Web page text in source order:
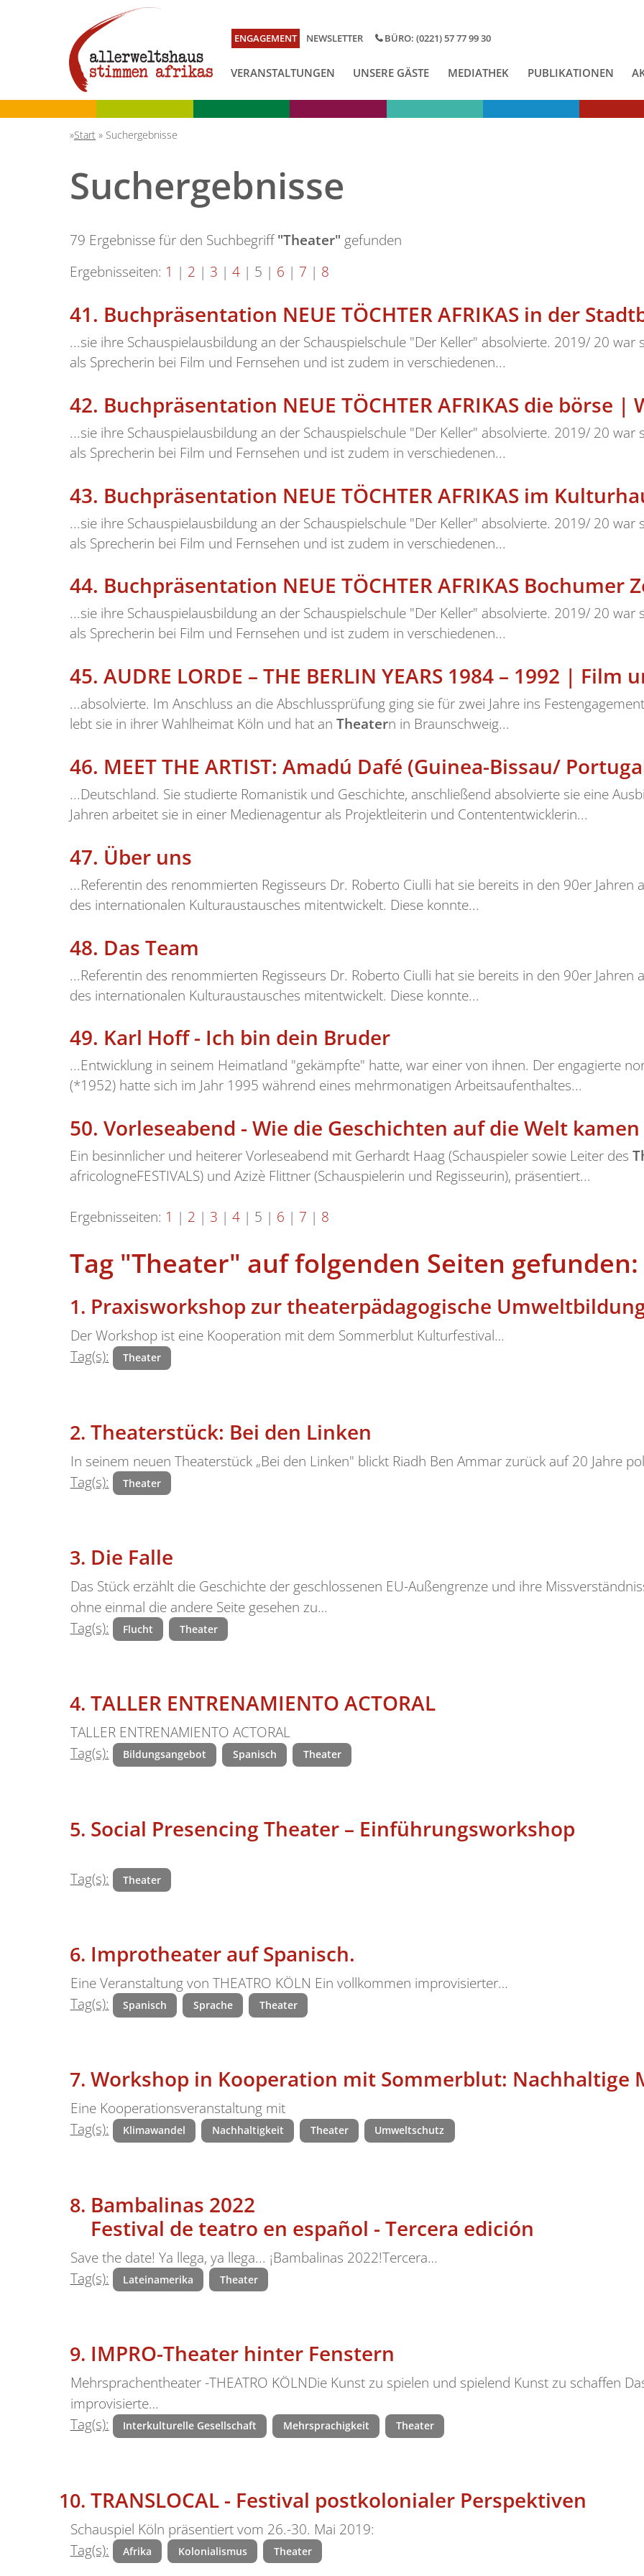
BÜRO: (0221) 57 77 99 30
ENGAGEMENT NEWSLETTER
VERANSTALTUNGEN UNSERE GÄSTE MEDIATHEK PUBLIKATIONEN
Start » Suchergebnisse
Suchergebnisse
79 Ergebnisse für den Suchbegriff"Theater" gefunden
Ergebnisseiten: 1 | 2 | 3 | 4 | 5 | 6 | 7 | 8
41. Buchpräsentation NEUE TÖCHTER AFRIKAS in der
...sie ihre Schauspielausbildung an der Schauspielschule "Der Keller" absolvierte. 2019/ 20 war
als Sprecherin bei Film und Fernsehen und ist zudem in verschiedenen...
42. Buchpräsentation NEUE TÖCHTER AFRIKAS die börse |
...sie ihre Schauspielausbildung an der Schauspielschule "Der Keller" absolvierte. 2019/ 20 war
als Sprecherin bei Film und Fernsehen und ist zudem in verschiedenen...
43. Buchpräsentation NEUE TÖCHTER AFRIKAS im
...sie ihre Schauspielausbildung an der Schauspielschule "Der Keller" absolvierte. 2019/ 20 war
als Sprecherin bei Film und Fernsehen und ist zudem in verschiedenen...
44. Buchpräsentation NEUE TÖCHTER AFRIKAS Bochumer
...sie ihre Schauspielausbildung an der Schauspielschule "Der Keller" absolvierte. 2019/ 20 war
als Sprecherin bei Film und Fernsehen und ist zudem in verschiedenen...
45. AUDRE LORDE – THE BERLIN YEARS 1984 – 1992 | Film
...absolvierte. Im Anschluss an die Abschlussprüfung ging sie für zwei Jahre ins
lebt sie in ihrer Wahlheimat Köln und hat an Theatern in Braunschweig...
46. MEET THE ARTIST: Amadú Dafé (Guinea-Bissau/
...Deutschland. Sie studierte Romanistik und Geschichte, anschließend absolvierte sie eine
Jahren arbeitet sie in einer Medienagentur als Projektleiterin und Contententwicklerin...
47. Über uns
...Referentin des renommierten Regisseurs Dr. Roberto Ciulli hat sie bereits in den 90er Jahren
des internationalen Kulturaustausches mitentwickelt. Diese konnte...
48. Das Team
...Referentin des renommierten Regisseurs Dr. Roberto Ciulli hat sie bereits in den 90er Jahren
des internationalen Kulturaustausches mitentwickelt. Diese konnte...
49. Karl Hoff - Ich bin dein Bruder
...Entwicklung in seinem Heimatland "gekämpfte" hatte, war einer von ihnen. Der engagierte
(*1952) hatte sich im Jahr 1995 während eines mehrmonatigen Arbeitsaufenthaltes...
50. Vorleseabend - Wie die Geschichten auf die Welt kamen
Ein besinnlicher und heiterer Vorleseabend mit Gerhardt Haag (Schauspieler sowie Leiter des
africologneFESTIVALS) und Azizè Flittner (Schauspielerin und Regisseurin), präsentiert...
Ergebnisseiten: 1 | 2 | 3 | 4 | 5 | 6 | 7 | 8
Tag "Theater" auf folgenden Seiten gefunden:
Praxisworkshop zur theaterpädagogische
Der Workshop ist eine Kooperation mit dem Sommerblut Kulturfestival…
Tag(s):
Theater
Theaterstück: Bei den Linken
In seinem neuen Theaterstück „Bei den Linken" blickt Riadh Ben Ammar zurück auf 20 Jahre
Tag(s):
Theater
Die Falle
Das Stück erzählt die Geschichte der geschlossenen EU-Außengrenze und ihre
ohne einmal die andere Seite gesehen zu…
Tag(s):
Flucht Theater
TALLER ENTRENAMIENTO ACTORAL
TALLER ENTRENAMIENTO ACTORAL
Tag(s):
Bildungsangebot Spanisch Theater
Social Presencing Theater – Einführungsworkshop
Tag(s): Theater
Improtheater auf Spanisch.
Eine Veranstaltung von THEATRO KÖLN Ein vollkommen improvisierter…
Tag(s):
Spanisch Sprache Theater
Workshop in Kooperation mit Sommerblut: Nachhaltige
Eine Kooperationsveranstaltung mit
Tag(s):
Klimawandel Nachhaltigkeit Theater Umweltschutz
Bambalinas 2022
Festival de teatro en español - Tercera edición
Save the date! Ya llega, ya llega... ¡Bambalinas 2022!Tercera…
Tag(s):
Lateinamerika Theater
IMPRO-Theater hinter Fenstern
Mehrsprachentheater -THEATRO KÖLNDie Kunst zu spielen und spielend Kunst zu schaffen
improvisierte…
Tag(s):
Interkulturelle Gesellschaft Mehrsprachigkeit Theater
TRANSLOCAL - Festival postkolonialer Perspektiven
Schauspiel Köln präsentiert vom 26.-30. Mai 2019:
Tag(s):
Afrika Kolonialismus Theater